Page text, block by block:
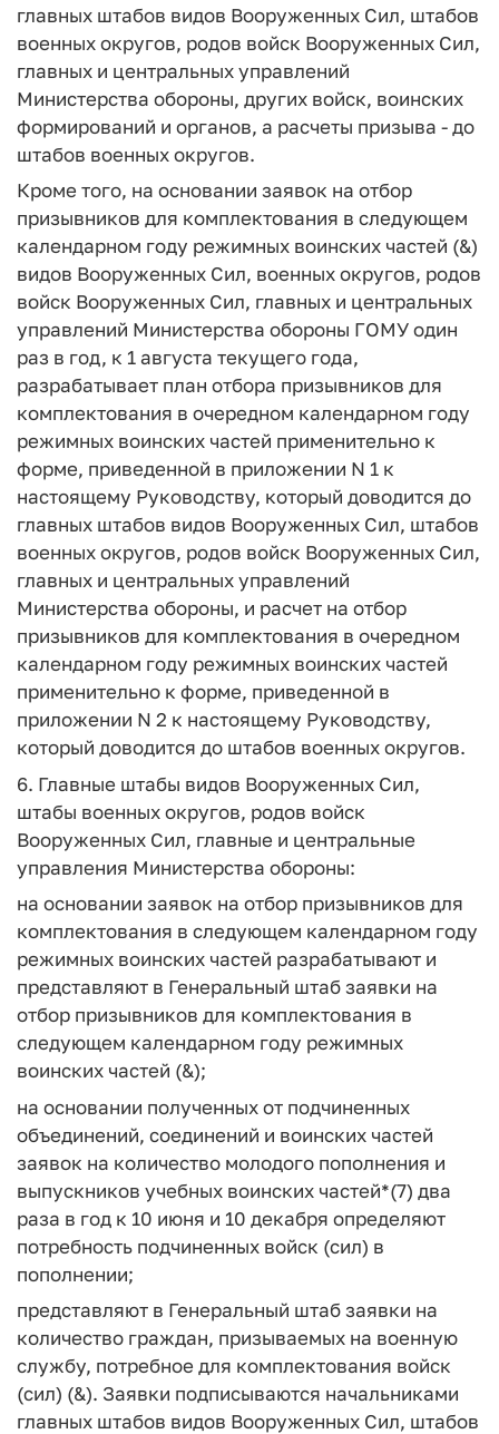
главных штабов видов Вооруженных Сил, штабов
военных округов, родов войск Вооруженных Сил,
главных и центральных управлений
Министерства обороны, других войск, воинских
формирований и органов, а расчеты призыва - до
штабов военных округов.
Кроме того, на основании заявок на отбор
призывников для комплектования в следующем
календарном году режимных воинских частей (&)
видов Вооруженных Сил, военных округов, родов
войск Вооруженных Сил, главных и центральных
управлений Министерства обороны ГОМУ один
раз в год, к 1 августа текущего года,
разрабатывает план отбора призывников для
комплектования в очередном календарном году
режимных воинских частей применительно к
форме, приведенной в приложении N 1 к
настоящему Руководству, который доводится до
главных штабов видов Вооруженных Сил, штабов
военных округов, родов войск Вооруженных Сил,
главных и центральных управлений
Министерства обороны, и расчет на отбор
призывников для комплектования в очередном
календарном году режимных воинских частей
применительно к форме, приведенной в
приложении N 2 к настоящему Руководству,
который доводится до штабов военных округов.
6. Главные штабы видов Вооруженных Сил,
штабы военных округов, родов войск
Вооруженных Сил, главные и центральные
управления Министерства обороны:
на основании заявок на отбор призывников для
комплектования в следующем календарном году
режимных воинских частей разрабатывают и
представляют в Генеральный штаб заявки на
отбор призывников для комплектования в
следующем календарном году режимных
воинских частей (&);
на основании полученных от подчиненных
объединений, соединений и воинских частей
заявок на количество молодого пополнения и
выпускников учебных воинских частей*(7) два
раза в год к 10 июня и 10 декабря определяют
потребность подчиненных войск (сил) в
пополнении;
представляют в Генеральный штаб заявки на
количество граждан, призываемых на военную
службу, потребное для комплектования войск
(сил) (&). Заявки подписываются начальниками
главных штабов видов Вооруженных Сил, штабов